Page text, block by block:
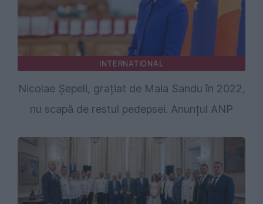
INTERNATIONAL
Nicolae Șepeli, grațiat de Maia Sandu în 2022,
nu scapă de restul pedepsei. Anunțul ANP